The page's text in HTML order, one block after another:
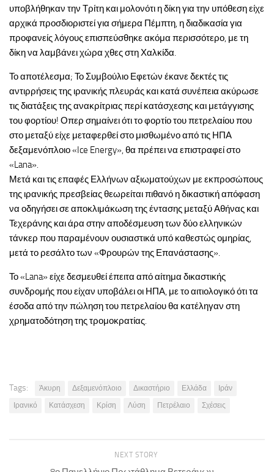
υποβλήθηκαν την Τρίτη και μολονότι η δίκη για την υπόθεση είχε
αρχικά προσδιοριστεί για σήμερα Πέμπτη, η διαδικασία για
προφανείς λόγους επισπεύσθηκε ακόμα περισσότερο, με τη
δίκη να λαμβάνει χώρα χθες στη Χαλκίδα.
Το αποτέλεσμα; Το Συμβούλιο Εφετών έκανε δεκτές τις
αντιρρήσεις της ιρανικής πλευράς και κατά συνέπεια ακύρωσε
τις διατάξεις της ανακρίτριας περί κατάσχεσης και μετάγγισης
του φορτίου! Οπερ σημαίνει ότι το φορτίο του πετρελαίου που
στο μεταξύ είχε μεταφερθεί στο μισθωμένο από τις ΗΠΑ
δεξαμενόπλοιο «Ice Energy», θα πρέπει να επιστραφεί στο
«Lana».
Μετά και τις επαφές Ελλήνων αξιωματούχων με εκπροσώπους
της ιρανικής πρεσβείας θεωρείται πιθανό η δικαστική απόφαση
να οδηγήσει σε αποκλιμάκωση της έντασης μεταξύ Αθήνας και
Τεχεράνης και άρα στην αποδέσμευση των δύο ελληνικών
τάνκερ που παραμένουν ουσιαστικά υπό καθεστώς ομηρίας,
μετά το ρεσάλτο των «Φρουρών της Επανάστασης».
Το «Lana» είχε δεσμευθεί έπειτα από αίτημα δικαστικής
συνδρομής που είχαν υποβάλει οι ΗΠΑ, με το αιτιολογικό ότι τα
έσοδα από την πώληση του πετρελαίου θα κατέληγαν στη
χρηματοδότηση της τρομοκρατίας.
Tags: Άκυρη Δεξαμενόπλοιο Δικαστήριο Ελλάδα
Ιράν
Ιρανικό
Κατάσχεση Κρίση Λύση Πετρέλαιο Σχέσεις
NEXT STORY